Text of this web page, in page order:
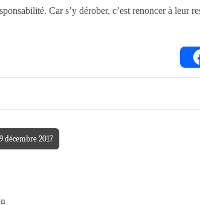
Car s’y dérober, c’est renoncer à leur
décembre 2017